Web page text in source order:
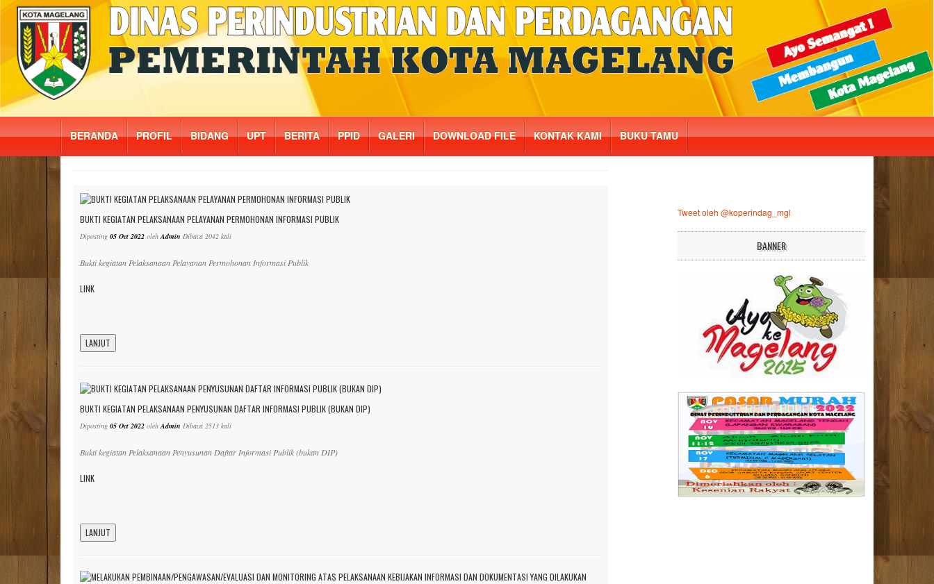
BERANDA PROFIL BIDANG UPT BERITA PPID GALERI DOWNLOAD FILE KONTAK KAMI BUKU TAMU
BUKTI KEGIATAN PELAKSANAAN PELAYANAN PERMOHONAN INFORMASI PUBLIK
Diposting 05 Oct 2022 olehAdmin Dibaca 2042 kali
Bukti kegiatan Pelaksanaan Pelayanan Permohonan Informasi Publik
LINK
LANJUT
BUKTI KEGIATAN PELAKSANAAN PENYUSUNAN DAFTAR INFORMASI PUBLIK (BUKAN DIP)
Diposting 05 Oct 2022 olehAdmin Dibaca 2513 kali
Bukti kegiatan Pelaksanaan Penyusunan Daftar Informasi Publik (bukan DIP)
LINK
LANJUT
Tweet oleh @koperindag_mgl
BANNER